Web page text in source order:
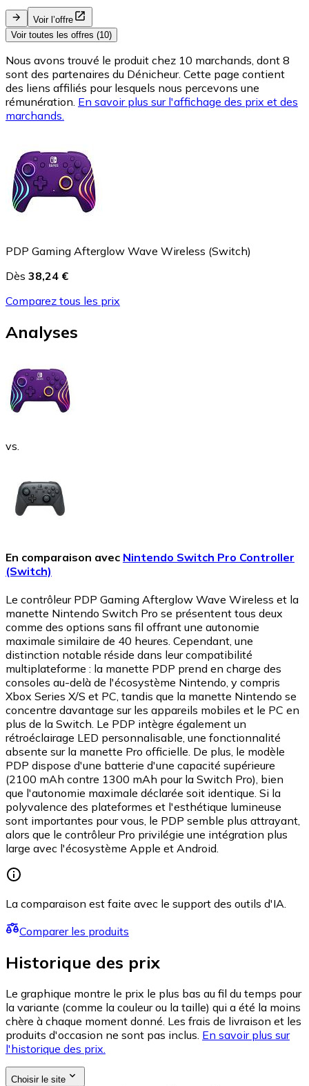
Voir l’offre
Voir toutes les offres (10)
Nous avons trouvé le produit chez 10 marchands, dont 8
sont des partenaires du Dénicheur. Cette page contient
des liens affiliés pour lesquels nous percevons une
rémunération. En savoir plus sur l'affichage des prix et des
marchands.
PDP Gaming Afterglow Wave Wireless (Switch)
Dès 38,24 €
Comparez tous les prix
Analyses
vs.
En comparaison avec Nintendo Switch Pro Controller
(Switch)
Le contrôleur PDP Gaming Afterglow Wave Wireless et la
manette Nintendo Switch Pro se présentent tous deux
comme des options sans fil offrant une autonomie
maximale similaire de 40 heures. Cependant, une
distinction notable réside dans leur compatibilité
multiplateforme : la manette PDP prend en charge des
consoles au-delà de l'écosystème Nintendo, y compris
Xbox Series X/S et PC, tandis que la manette Nintendo se
concentre davantage sur les appareils mobiles et le PC en
plus de la Switch. Le PDP intègre également un
rétroéclairage LED personnalisable, une fonctionnalité
absente sur la manette Pro officielle. De plus, le modèle
PDP dispose d'une batterie d'une capacité supérieure
(2100 mAh contre 1300 mAh pour la Switch Pro), bien
que l'autonomie maximale déclarée soit identique. Si la
polyvalence des plateformes et l'esthétique lumineuse
sont importantes pour vous, le PDP semble plus attrayant,
alors que le contrôleur Pro privilégie une intégration plus
large avec l'écosystème Apple et Android.
La comparaison est faite avec le support des outils d'IA.
Comparer les produits
Historique des prix
Le graphique montre le prix le plus bas au fil du temps pour
la variante (comme la couleur ou la taille) qui a été la moins
chère à chaque moment donné. Les frais de livraison et les
produits d'occasion ne sont pas inclus. En savoir plus sur
l'historique des prix.
Choisir le site